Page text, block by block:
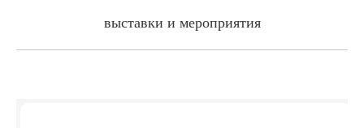
выставки и мероприятия